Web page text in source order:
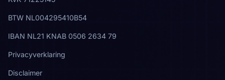
BTW NL004295410B54
IBAN NL21 KNAB 0506 2634 79
Privacyverklaring
Disclaimer